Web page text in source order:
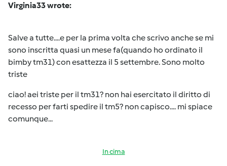
Virginia33 wrote:
Salve a tutte....e per la prima volta che scrivo anche se mi
sono inscritta quasi un mese fa(quando ho ordinato il
bimby tm31) con esattezza il 5 settembre. Sono molto
triste
ciao! aei triste per il tm31? non hai esercitato il diritto di
recesso per farti spedire il tm5? non capisco.... mi spiace
comunque...
In cima